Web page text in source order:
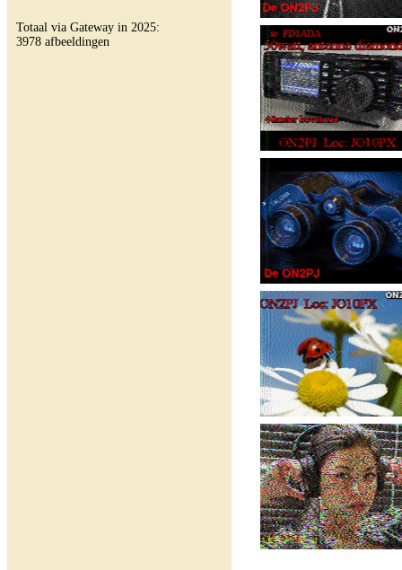
Totaal via Gateway in 2025:
3978 afbeeldingen